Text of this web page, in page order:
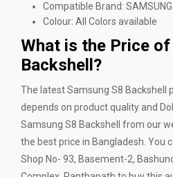
Compatible Brand: SAMSUNG
Colour: All Colors available
What is the Price of
Backshell?
The latest Samsung S8 Backshell
depends on product quality and
Samsung S8 Backshell from our
the best price in Bangladesh. You
Shop No- 93, Basement-2,